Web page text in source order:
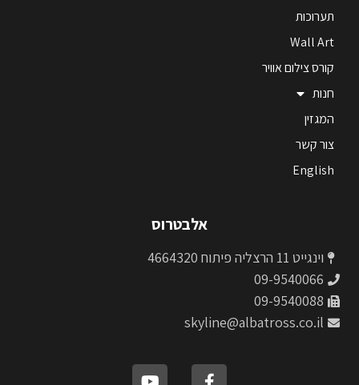
תערוכות
Wall Art
קורס צילום אוויר
חנות
המגזין
צור קשר
English
אלבטרוס
וינגייט 11 הרצליה פיתוח 4664320
09-9540066
09-9540088
skyline@albatross.co.il